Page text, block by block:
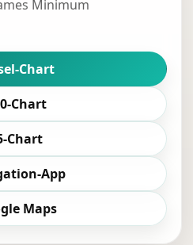
Minimum
Chart
Chart
Chart
App
Maps